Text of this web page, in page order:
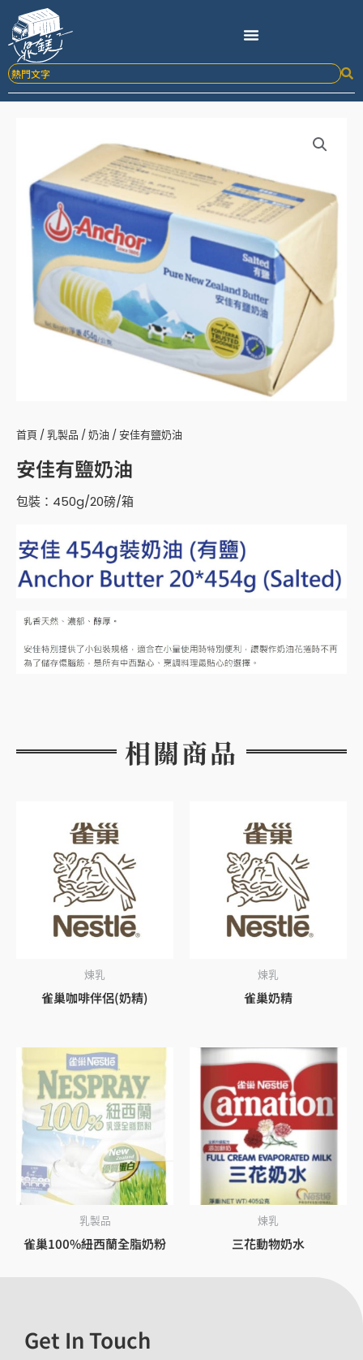
要
內
首頁 /乳製品 /奶油 / 安佳有鹽奶油
安佳有鹽奶油
包裝：450g/20磅/箱
相關商品
煉乳
雀巢咖啡伴侶(奶精)
煉乳
雀巢奶精
乳製品
雀巢100%紐西蘭全脂奶粉
煉乳
三花動物奶水
Get In Touch